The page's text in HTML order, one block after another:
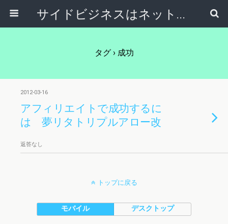
サイドビジネスはネットで稼ぐ～サラリーマンが副業から独立起業する方法～
タグ › 成功
2012-03-16
アフィリエイトで成功するに
は 夢リタトリプルアロー改
返答なし
トップに戻る
モバイル デスクトップ